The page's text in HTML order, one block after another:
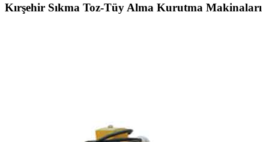
Kırşehir Sıkma Toz-Tüy Alma Kurutma Makinaları